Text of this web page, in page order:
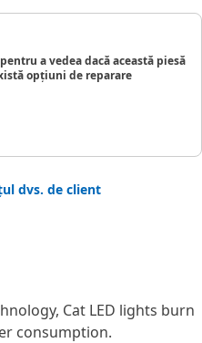
a vedea dacă această piesă
opțiuni de reparare
dvs. de client
Cat LED lights burn
consumption.